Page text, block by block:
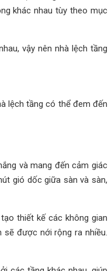
khác nhau tùy theo mục
vậy nên nhà lệch tầng
lệch tầng có thể đem đến
và mang đến cảm giác
gió dốc giữa sàn và sàn,
thiết kế các không gian
sẽ được nới rộng ra nhiều.